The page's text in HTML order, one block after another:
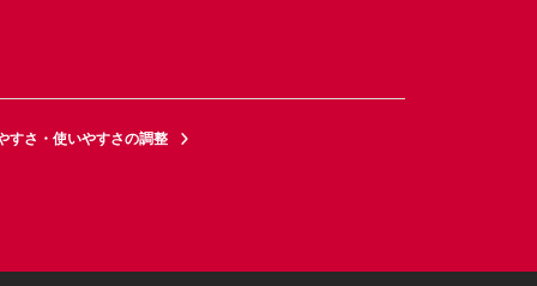
すさ・使いやすさの調整